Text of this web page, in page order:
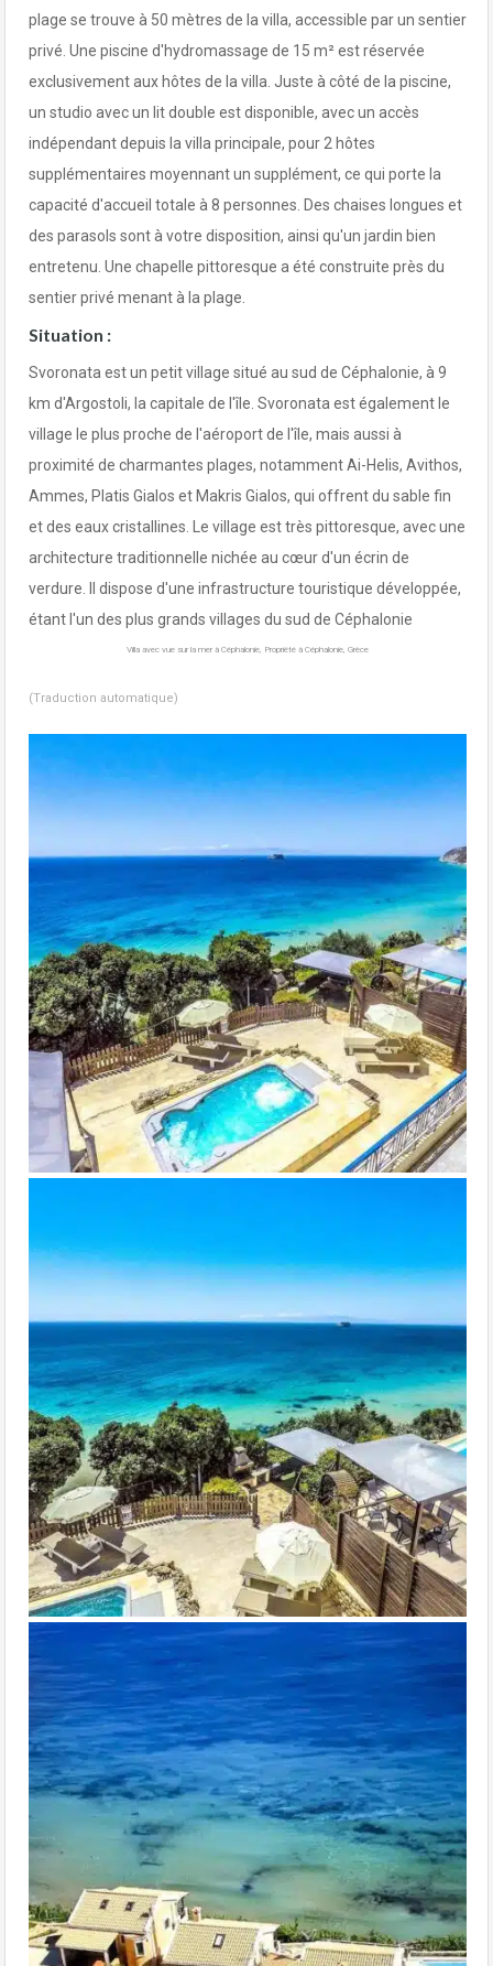
plage se trouve à 50 mètres de la villa, accessible par un sentier
privé. Une piscine d'hydromassage de 15 m² est réservée
exclusivement aux hôtes de la villa. Juste à côté de la piscine,
un studio avec un lit double est disponible, avec un accès
indépendant depuis la villa principale, pour 2 hôtes
supplémentaires moyennant un supplément, ce qui porte la
capacité d'accueil totale à 8 personnes. Des chaises longues et
des parasols sont à votre disposition, ainsi qu'un jardin bien
entretenu. Une chapelle pittoresque a été construite près du
sentier privé menant à la plage.
Situation :
Svoronata est un petit village situé au sud de Céphalonie, à 9
km d'Argostoli, la capitale de l'île. Svoronata est également le
village le plus proche de l'aéroport de l'île, mais aussi à
proximité de charmantes plages, notamment Ai-Helis, Avithos,
Ammes, Platis Gialos et Makris Gialos, qui offrent du sable fin
et des eaux cristallines. Le village est très pittoresque, avec une
architecture traditionnelle nichée au cœur d'un écrin de
verdure. Il dispose d'une infrastructure touristique développée,
étant l'un des plus grands villages du sud de Céphalonie
Villa avec vue sur la mer à Céphalonie, Propriété à Céphalonie, Grèce
(Traduction automatique)